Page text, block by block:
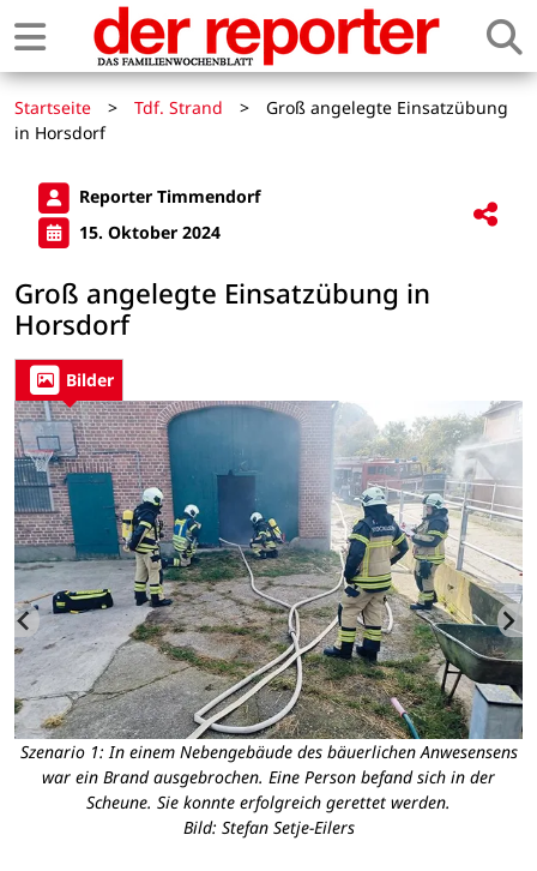
Startseite > Tdf. Strand >
Groß angelegte Einsatzübung
in Horsdorf
Reporter Timmendorf
15. Oktober 2024
Groß angelegte Einsatzübung in
Horsdorf
Bilder
Szenario 1: In einem Nebengebäude des bäuerlichen Anwesensens
war ein Brand ausgebrochen. Eine Person befand sich in der
Scheune. Sie konnte erfolgreich gerettet werden.
Bild: Stefan Setje-Eilers